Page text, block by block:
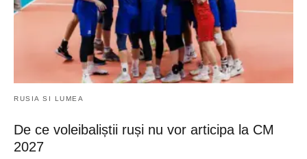
RUSIA SI LUMEA
De ce voleibaliștii ruși nu vor articipa la CM
2027